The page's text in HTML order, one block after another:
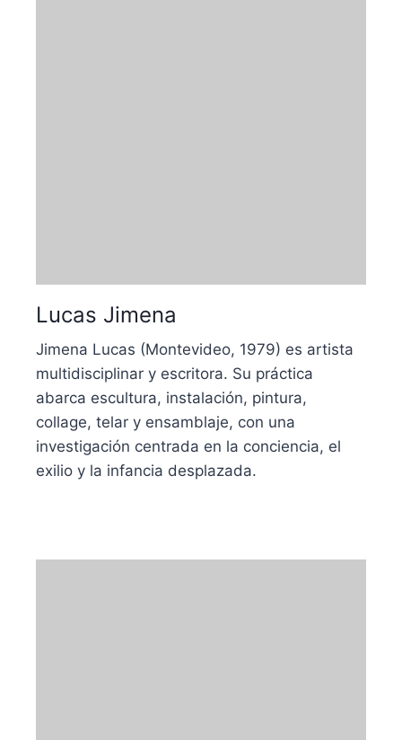
Lucas Jimena
Jimena Lucas (Montevideo, 1979) es artista
multidisciplinar y escritora. Su práctica
abarca escultura, instalación, pintura,
collage, telar y ensamblaje, con una
investigación centrada en la conciencia, el
exilio y la infancia desplazada.